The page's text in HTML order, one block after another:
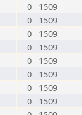
0
1509
0
1509
0
1509
0
1509
0
1509
0
1509
0
1509
0
1509